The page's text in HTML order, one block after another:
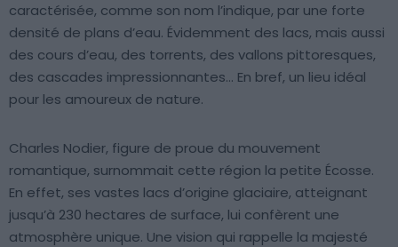
caractérisée, comme son nom l’indique, par une forte
densité de plans d’eau. Évidemment des lacs, mais aussi
des cours d’eau, des torrents, des vallons pittoresques,
des cascades impressionnantes… En bref, un lieu idéal
pour les amoureux de nature.
Charles Nodier, figure de proue du mouvement
romantique, surnommait cette région la petite Écosse.
En effet, ses vastes lacs d’origine glaciaire, atteignant
jusqu’à 230 hectares de surface, lui confèrent une
atmosphère unique. Une vision qui rappelle la majesté